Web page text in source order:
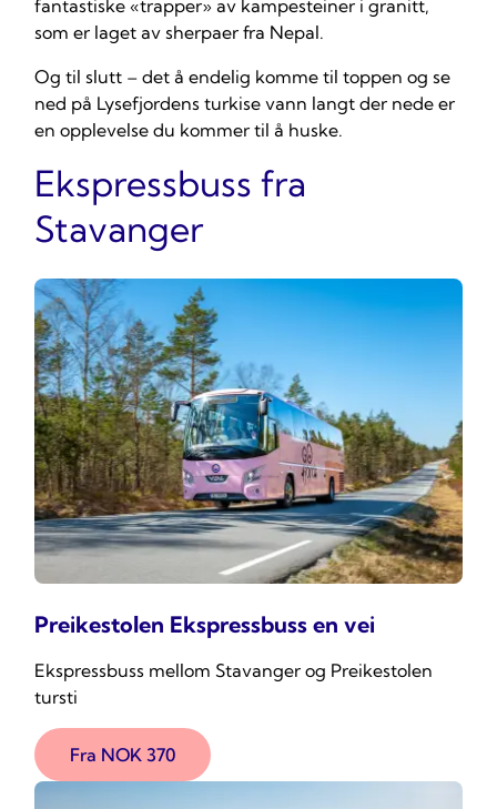
fantastiske «trapper» av kampesteiner i granitt,
som er laget av sherpaer fra Nepal.
Og til slutt – det å endelig komme til toppen og se
ned på Lysefjordens turkise vann langt der nede er
en opplevelse du kommer til å huske.
Ekspressbuss fra
Stavanger
Preikestolen Ekspressbuss en vei
Ekspressbuss mellom Stavanger og Preikestolen
tursti
Fra NOK 370